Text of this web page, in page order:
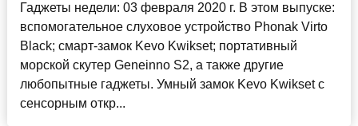
Гаджеты недели: 03 февраля 2020 г. В этом выпуске:
вспомогательное слуховое устройство Phonak Virto
Black; смарт-замок Kevo Kwikset; портативный
морской скутер Geneinno S2, а также другие
любопытные гаджеты. Умный замок Kevo Kwikset с
сенсорным откр...